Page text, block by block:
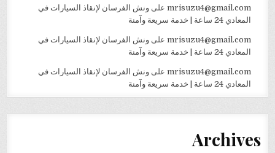
mrisuzu4@gmail.comعلى ونش الفرسان لإنقاذ السيارات في
المعادي 24 ساعة | خدمة سريعة وآمنة
mrisuzu4@gmail.comعلى ونش الفرسان لإنقاذ السيارات في
المعادي 24 ساعة | خدمة سريعة وآمنة
mrisuzu4@gmail.comعلى ونش الفرسان لإنقاذ السيارات في
المعادي 24 ساعة | خدمة سريعة وآمنة
Archives